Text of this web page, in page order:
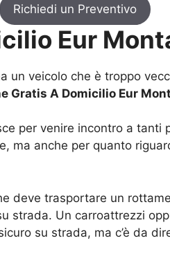
Richiedi un Preventivo
Eur
un veicolo che è troppo
Gratis A Domicilio Eur
per venire incontro a tanti
ma anche per quanto
deve trasportare un
strada. Un carroattrezzi
su strada, ma c’è da